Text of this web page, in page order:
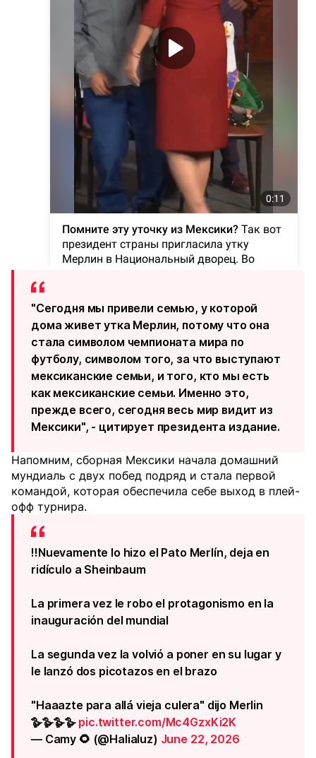
"Сегодня мы привели семью, у которой
дома живет утка Мерлин, потому что она
стала символом чемпионата мира по
футболу, символом того, за что выступают
мексиканские семьи, и того, кто мы есть
как мексиканские семьи. Именно это,
прежде всего, сегодня весь мир видит из
Мексики", - цитирует президента издание.
Напомним, сборная Мексики начала домашний
мундиаль с двух побед подряд и стала первой
командой, которая обеспечила себе выход в плей-
офф турнира.
‼️Nuevamente lo hizo el Pato Merlín, deja en
ridículo a Sheinbaum
La primera vez le robo el protagonismo en la
inauguración del mundial
La segunda vez la volvió a poner en su lugar y
le lanzó dos picotazos en el brazo
"Haaazte para allá vieja culera" dijo Merlin
🪿🪿🪿🪿 pic.twitter.com/Mc4GzxKi2K
— Camy 🌻 (@Halialuz) June 22, 2026